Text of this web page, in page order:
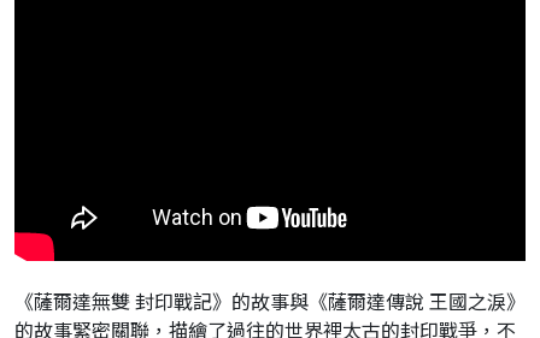
《薩爾達無雙 封印戰記》的故事與《薩爾達傳說 王國之淚》
的故事緊密關聯，描繪了過往的世界裡太古的封印戰爭，不